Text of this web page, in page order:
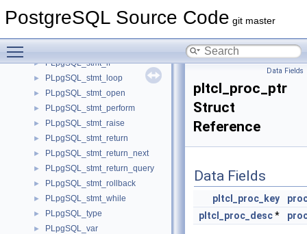
PostgreSQL Source Code git master
► PLpgSQL_stmt_forq
► PLpgSQL_stmt_if
► PLpgSQL_stmt_loop
► PLpgSQL_stmt_open
► PLpgSQL_stmt_perform
► PLpgSQL_stmt_raise
► PLpgSQL_stmt_return
► PLpgSQL_stmt_return_next
► PLpgSQL_stmt_return_query
► PLpgSQL_stmt_rollback
► PLpgSQL_stmt_while
► PLpgSQL_type
► PLpgSQL_var
Data Fields
pltcl_proc_ptr
Struct
Reference
Data Fields
pltcl_proc_key
pltcl_proc_desc*